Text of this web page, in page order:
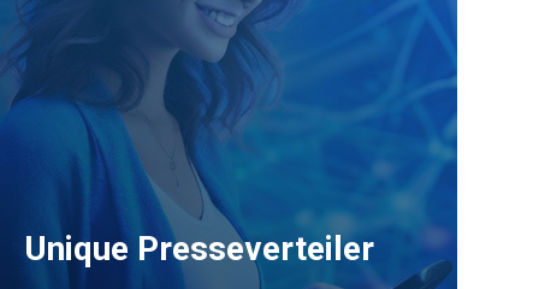
Unique Presseverteiler